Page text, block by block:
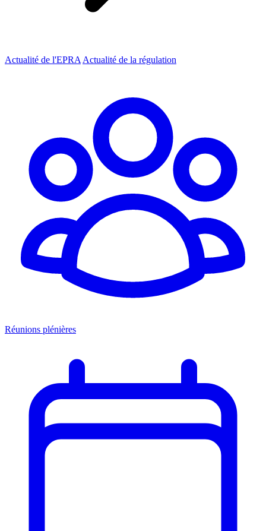
Actualité de l'EPRA Actualité de la régulation
Réunions plénières